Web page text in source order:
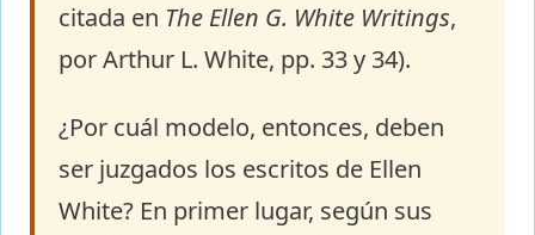
citada en The Ellen G. White Writings,
por Arthur L. White, pp. 33 y 34).
¿Por cuál modelo, entonces, deben
ser juzgados los escritos de Ellen
White? En primer lugar, según sus